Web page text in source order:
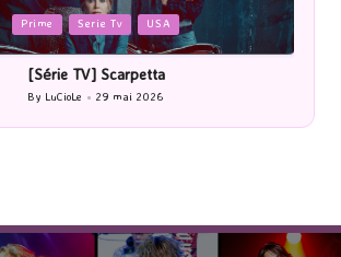
Cinéma
Les Rayons et des ombres
Posted
by
By LuCioLe 27 mai 2026